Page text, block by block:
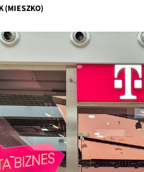
(MIESZKO)